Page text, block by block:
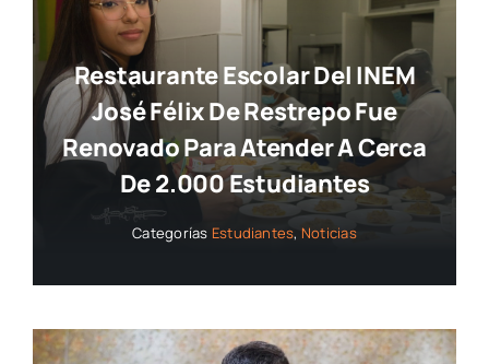
Restaurante Escolar Del INEM
José Félix De Restrepo Fue
Renovado Para Atender A Cerca
De 2.000 Estudiantes
Categorías Estudiantes, Noticias